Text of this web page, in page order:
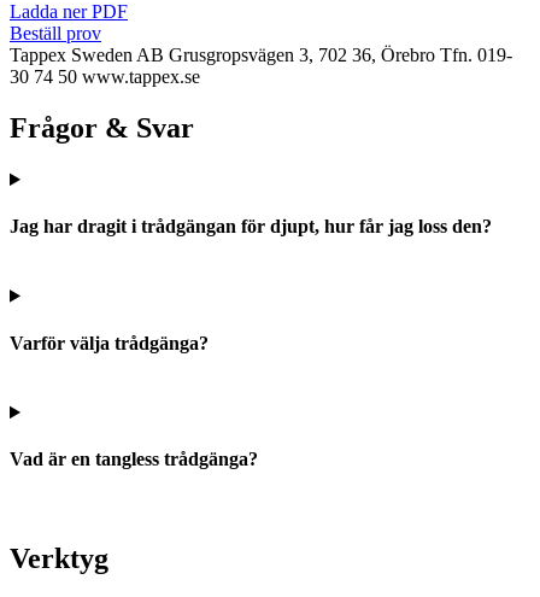
Ladda ner PDF
Beställ prov
Tappex Sweden AB Grusgropsvägen 3, 702 36, Örebro Tfn. 019-
30 74 50 www.tappex.se
Frågor & Svar
Jag har dragit i trådgängan för djupt, hur får jag loss den?
Varför välja trådgänga?
Vad är en tangless trådgänga?
Verktyg